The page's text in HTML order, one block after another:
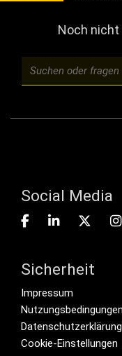
Noch nicht
Social Media
Sicherheit
Footer menu
Impressum
Nutzungsbedingungen
Datenschutzerklärung
Cookie-Einstellungen